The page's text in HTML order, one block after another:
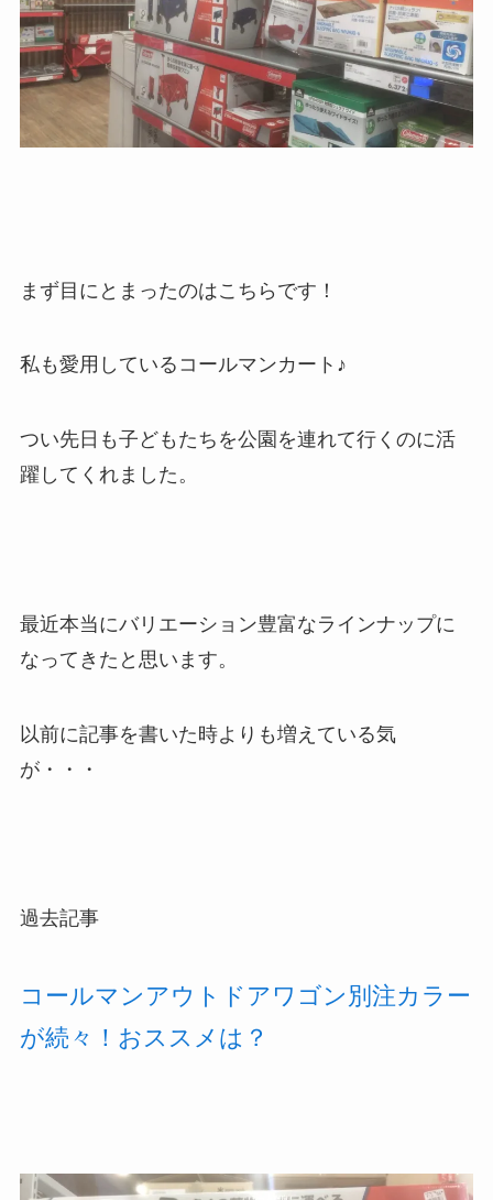
まず目にとまったのはこちらです！
私も愛用しているコールマンカート♪
つい先日も子どもたちを公園を連れて行くのに活
躍してくれました。
最近本当にバリエーション豊富なラインナップに
なってきたと思います。
以前に記事を書いた時よりも増えている気
が・・・
過去記事
コールマンアウトドアワゴン別注カラー
が続々！おススメは？